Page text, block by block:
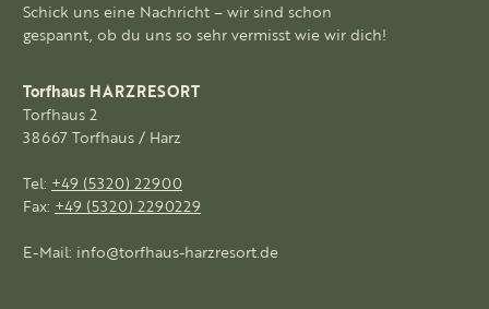
Schick uns eine Nachricht – wir sind schon
gespannt, ob du uns so sehr vermisst wie wir dich!
Torfhaus HARZRESORT
Torfhaus 2
38667 Torfhaus / Harz
Tel: +49 (5320) 22900
Fax: +49 (5320) 2290229
E-Mail: info@torfhaus-harzresort.de